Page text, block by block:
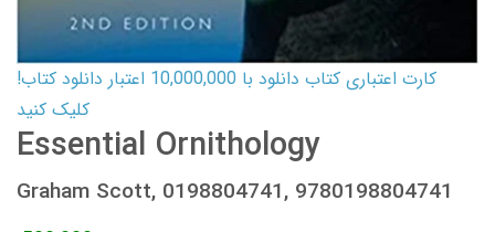
کارت اعتباری کتاب دانلود با 10,000,000 اعتبار دانلود کتاب!
کلیک کنید
Essential Ornithology
Graham Scott, 0198804741, 9780198804741